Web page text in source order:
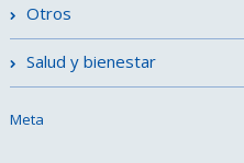
Otros
Salud y bienestar
Meta